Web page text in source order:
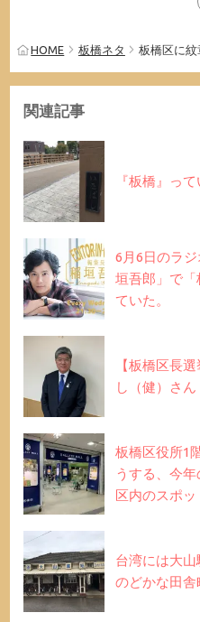
HOME 板橋ネタ 板橋区に紋
関連記事
『板橋』っ
6月6日のラ
垣吾郎」で
ていた。
【板橋区長
し（健）さん
板橋区役所1
うする、今
区内のスポッ
台湾には大山
のどかな田舎